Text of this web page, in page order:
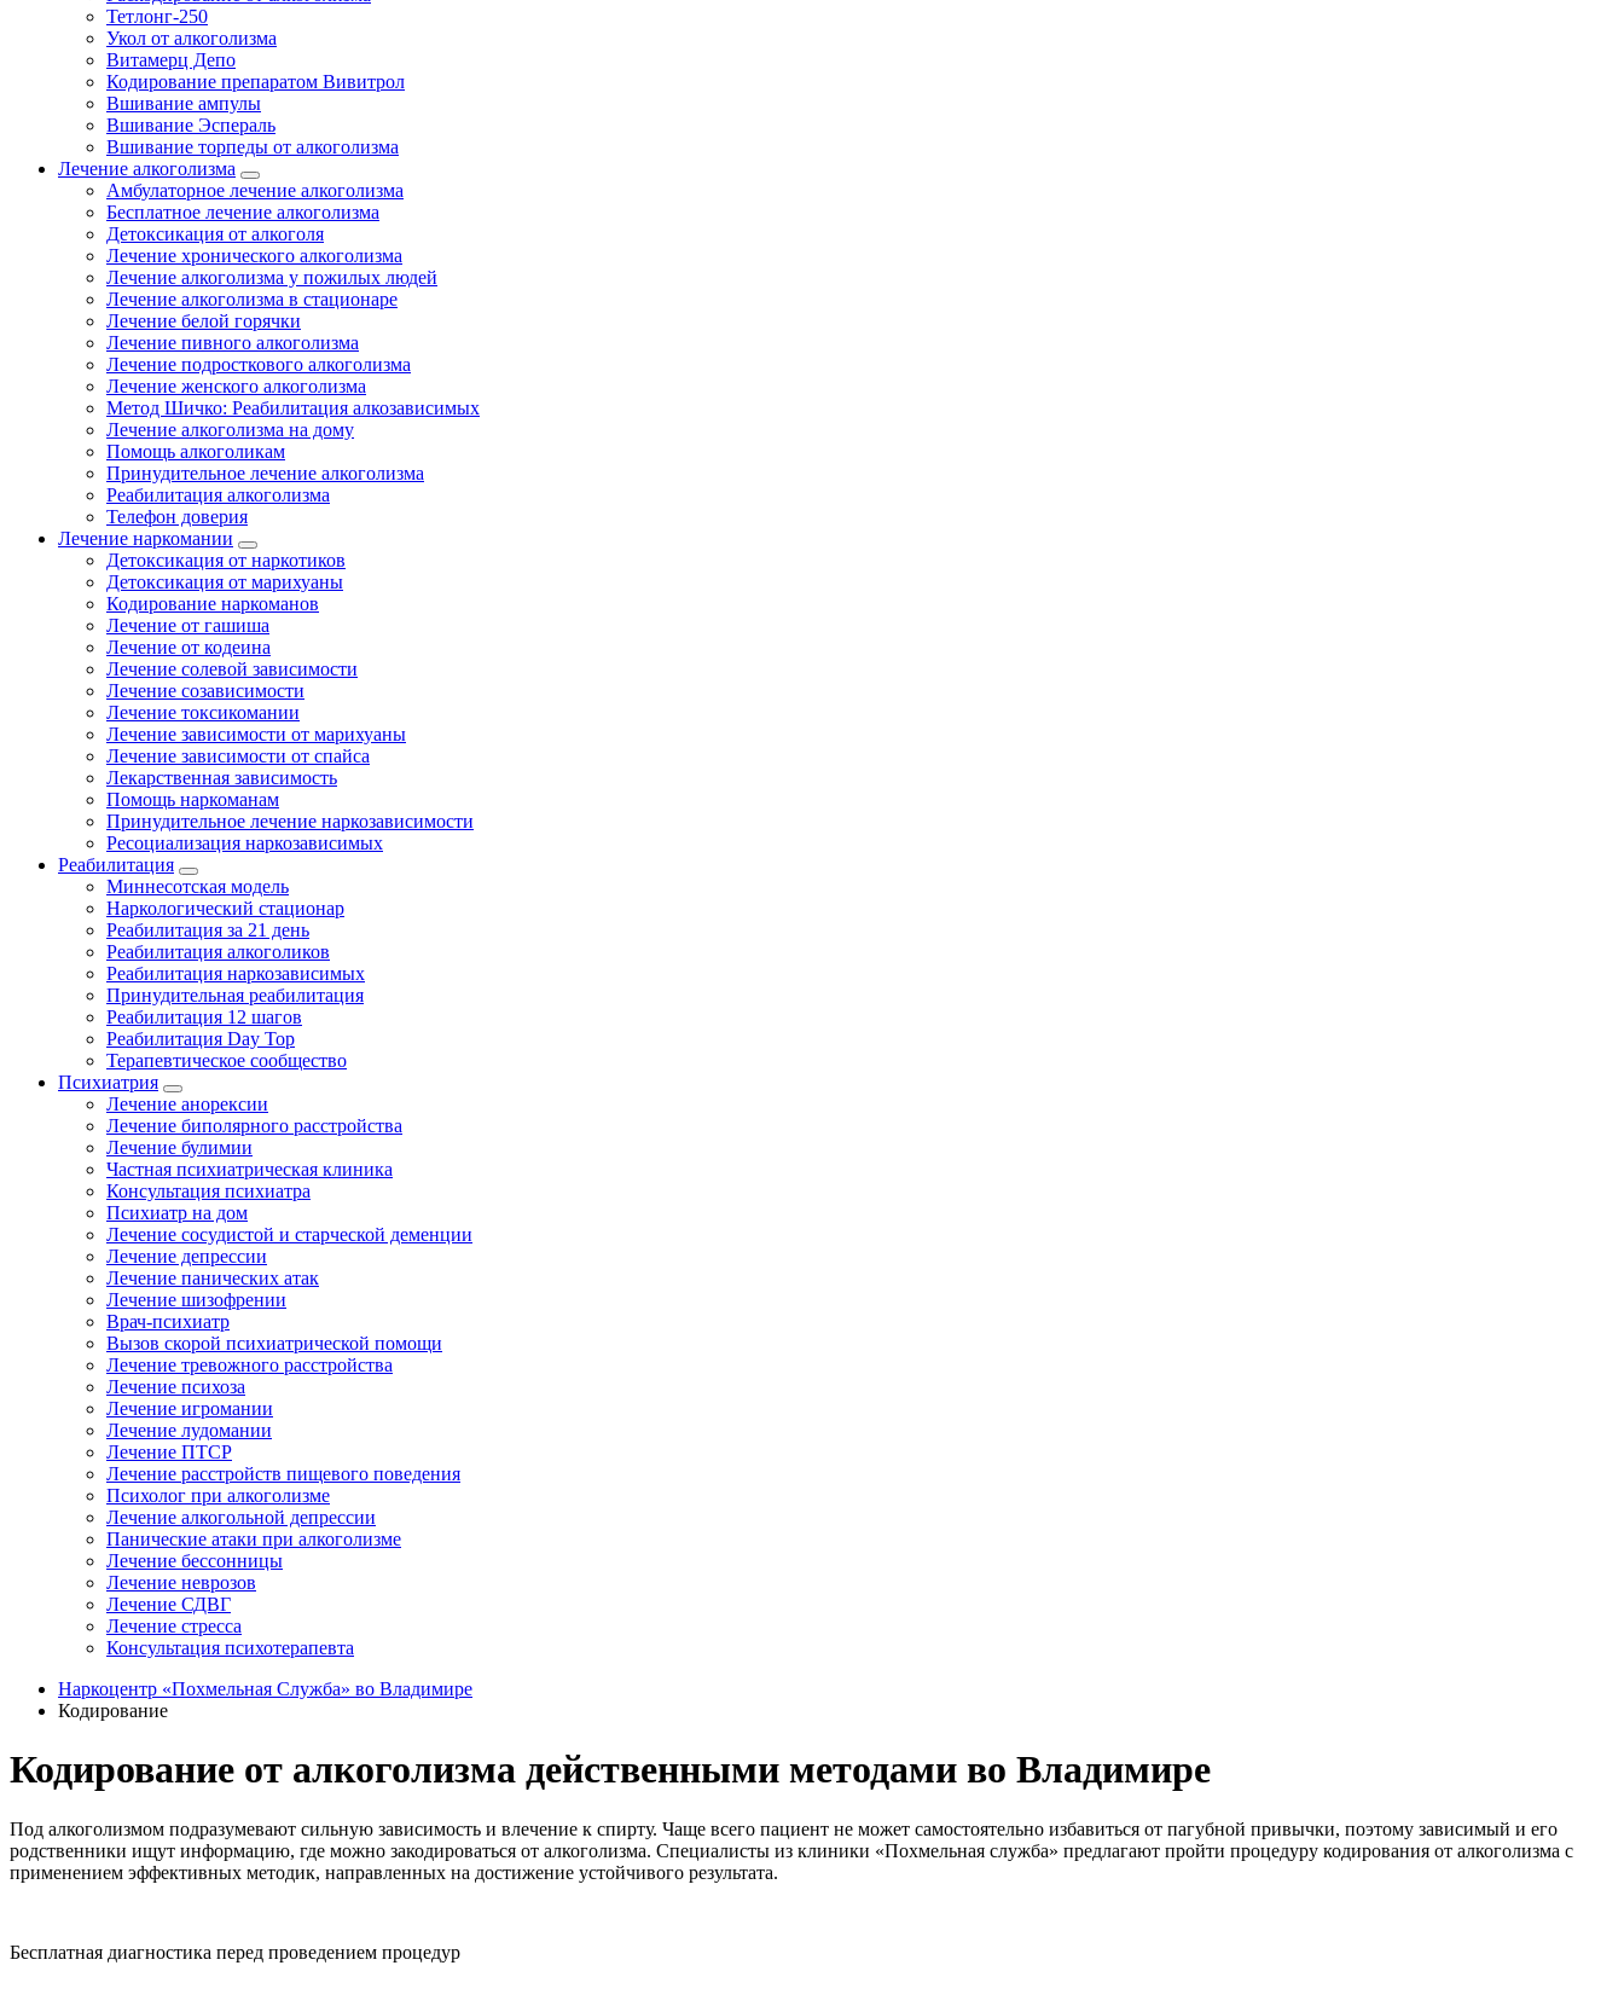
Тетлонг-250
Укол от алкоголизма
Витамерц Депо
Кодирование препаратом Вивитрол
Вшивание ампулы
Вшивание Эспераль
Вшивание торпеды от алкоголизма
Лечение алкоголизма
Амбулаторное лечение алкоголизма
Бесплатное лечение алкоголизма
Детоксикация от алкоголя
Лечение хронического алкоголизма
Лечение алкоголизма у пожилых людей
Лечение алкоголизма в стационаре
Лечение белой горячки
Лечение пивного алкоголизма
Лечение подросткового алкоголизма
Лечение женского алкоголизма
Метод Шичко: Реабилитация алкозависимых
Лечение алкоголизма на дому
Помощь алкоголикам
Принудительное лечение алкоголизма
Реабилитация алкоголизма
Телефон доверия
Лечение наркомании
Детоксикация от наркотиков
Детоксикация от марихуаны
Кодирование наркоманов
Лечение от гашиша
Лечение от кодеина
Лечение солевой зависимости
Лечение созависимости
Лечение токсикомании
Лечение зависимости от марихуаны
Лечение зависимости от спайса
Лекарственная зависимость
Помощь наркоманам
Принудительное лечение наркозависимости
Ресоциализация наркозависимых
Реабилитация
Миннесотская модель
Наркологический стационар
Реабилитация за 21 день
Реабилитация алкоголиков
Реабилитация наркозависимых
Принудительная реабилитация
Реабилитация 12 шагов
Реабилитация Day Top
Терапевтическое сообщество
Психиатрия
Лечение анорексии
Лечение биполярного расстройства
Лечение булимии
Частная психиатрическая клиника
Консультация психиатра
Психиатр на дом
Лечение сосудистой и старческой деменции
Лечение депрессии
Лечение панических атак
Лечение шизофрении
Врач-психиатр
Вызов скорой психиатрической помощи
Лечение тревожного расстройства
Лечение психоза
Лечение игромании
Лечение лудомании
Лечение ПТСР
Лечение расстройств пищевого поведения
Психолог при алкоголизме
Лечение алкогольной депрессии
Панические атаки при алкоголизме
Лечение бессонницы
Лечение неврозов
Лечение СДВГ
Лечение стресса
Консультация психотерапевта
Наркоцентр «Похмельная Служба» во Владимире
Кодирование
Кодирование от алкоголизма действенными методами во Владимире
Под алкоголизмом подразумевают сильную зависимость и влечение к спирту. Чаще всего пациент не может самостоятельно избавиться от пагубной привычки, поэтому зависимый и его
родственники ищут информацию, где можно закодироваться от алкоголизма. Специалисты из клиники «Похмельная служба» предлагают пройти процедуру кодирования от алкоголизма с
применением эффективных методик, направленных на достижение устойчивого результата.
Бесплатная диагностика перед проведением процедур